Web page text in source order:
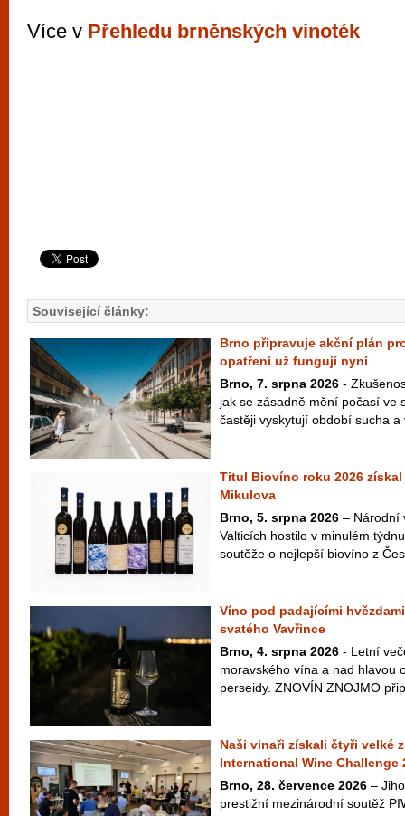
Více v Přehledu brněnských vinoték
Související články:
Brno připravuje akční plán
opatření už fungují nyní
Brno, 7. srpna 2026 -
jak se zásadně mění počasí ve
častěji vyskytují období sucha a
Titul Biovíno roku 2026
Mikulova
Brno, 5. srpna 2026 – Národní
Valticích hostilo v minulém
soutěže o nejlepší biovíno z
Víno pod padajícími
svatého Vavřince
Brno, 4. srpna 2026 - Letní
moravského vína a nad hlavou
perseidy. ZNOVÍN ZNOJMO
Naši vinaři získali čtyři velké
International Wine Challenge
Brno, 28. července 2026 –
prestižní mezinárodní soutěž